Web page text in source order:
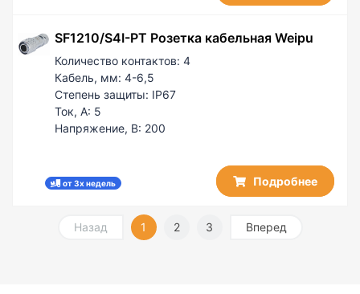
SF1210/S4I-PT Розетка кабельная Weipu
Количество контактов: 4
Кабель, мм: 4-6,5
Степень защиты: IP67
Ток, А: 5
Напряжение, В: 200
от 3х недель Подробнее
Назад 1 2 3 Вперед